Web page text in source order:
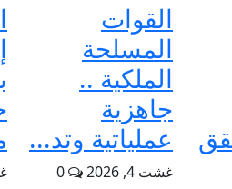
القوات
المسلحة
الملكية ..
جاهزية
عملياتية وتد...
غشت 4, 2026